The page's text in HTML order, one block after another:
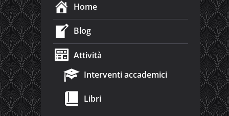
Home
Blog
Attività
Interventi accademici
Libri